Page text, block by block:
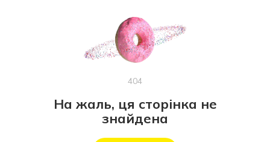
404
На жаль, ця сторінка не
знайдена